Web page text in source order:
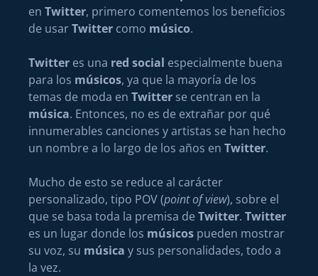
en Twitter, primero comentemos los beneficios
de usarTwitter como músico.
Twitter es una red social especialmente buena
para los músicos, ya que la mayoría de los
temas de moda en Twitter se centran en la
música. Entonces, no es de extrañar por qué
innumerables canciones y artistas se han hecho
un nombre a lo largo de los años en Twitter.
Mucho de esto se reduce al carácter
personalizado, tipo POV (point of view), sobre el
que se basa toda la premisa de Twitter. Twitter
es un lugar donde los músicos pueden mostrar
su voz, su música y sus personalidades, todo a
la vez.